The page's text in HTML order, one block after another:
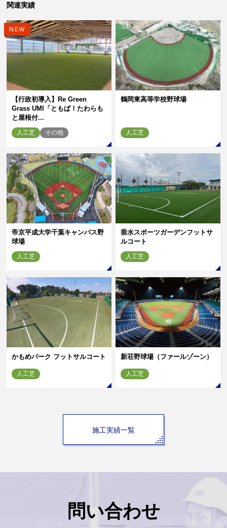
関連実績
NEW
【行政初導入】Re Green
Grass UMI「ともぱ！たわらも
と屋根付...
人工芝 その他
鶴岡東高等学校野球場
人工芝
帝京平成大学千葉キャンパス野
球場
人工芝
垂水スポーツガーデンフットサ
ルコート
人工芝
かもめパーク フットサルコート
人工芝
新荘野球場（ファールゾーン）
人工芝
施工実績一覧
問い合わせ